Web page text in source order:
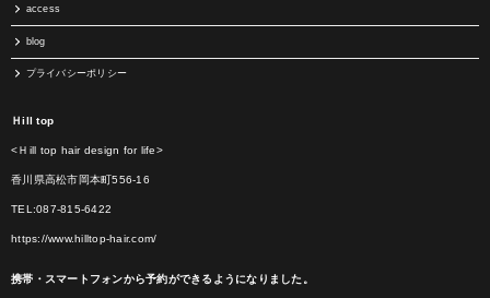
access
blog
プライバシーポリシー
Ｈill top
<Ｈill top hair design for life>
香川県高松市岡本町556-16
TEL:087-815-6422
https://www.hilltop-hair.com/
携帯・スマートフォンから予約ができるようになりました。